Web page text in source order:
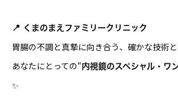
📍 くまのまえファミリークリニック
胃腸の不調と真摯に向き合う、確かな技術と
あなたにとっての“内視鏡のスペシャル・ワ
✨